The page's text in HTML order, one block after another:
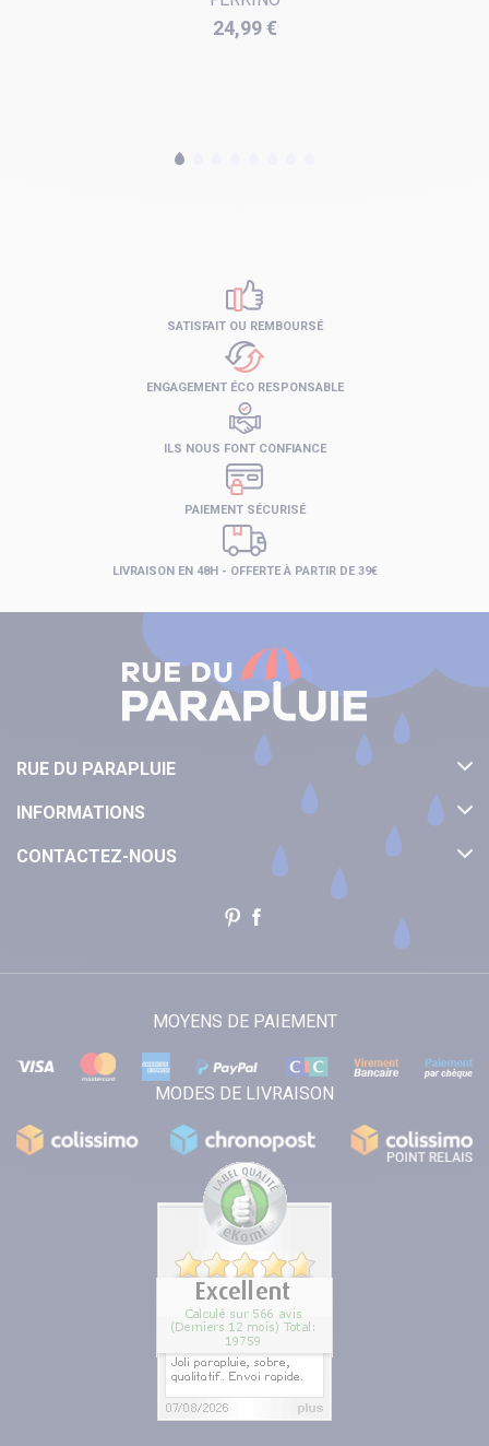
Prix
24,99 €
LIVRAISON EN 48H - OFFERTE À PARTIR DE 39€
PAIEMENT SÉCURISÉ
SATISFAIT OU REMBOURSÉ
ENGAGEMENT ÉCO RESPONSABLE
ILS NOUS FONT CONFIANCE
RUE DU PARAPLUIE
INFORMATIONS
CONTACTEZ-NOUS
MOYENS DE PAIEMENT
MODES DE LIVRAISON